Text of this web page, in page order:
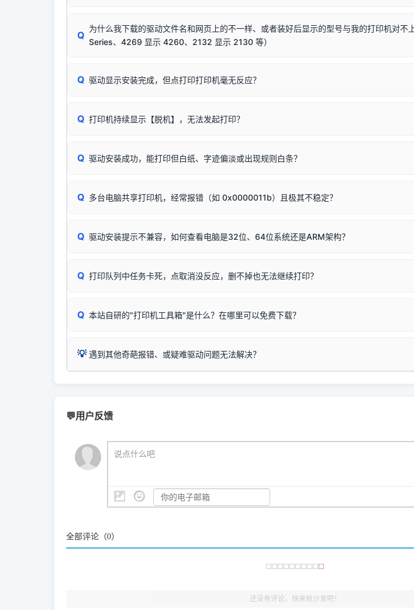
（提醒：此方式仅在安装老款驱动时临时开启，日常正常使用无需长期关闭系统安全校验。）
排除线材松动后，可尝试更换一条USB数据线，或在设备管理器中点击【扫描检测硬件改
将USB数据线两端全部拔下，重新插紧；
台式电脑请务必插在机箱后置USB插口，切勿使用前置插口或外接拓展坞；
尝试更换一条带双磁环屏蔽的优质打印线，劣质或老化的线材是此问题的高发诱因。
Q
为什么我下载的驱动文件名和网页上的不一样、或者装好后显示的型号与我的打印机对不
Series、4269 显示 4260、2132 显示 2130 等）
这是打印机行业普遍采用的**官方命名规则**。因为品牌商在生产时，会将**外观和配置稍
为了提高开发和维护效率，官方只会为该系列发布**一套通用的驱动程序**。命名时，通常
📌 行业常见典型例子（它们共用同一个官方驱动包）：
：HP Smart Tank 511、515、516、518等属于同系列，官方驱动名称通常显示为
：Epson L4266、L4268、L4269等属于同系列，官方驱动名称通常显示为
：Canon G3820、G3821、G3860等属于同系列，官方驱动名称通常显示为
咱几乎每天都在远程帮网友安装各种打印机驱动。本站提供的驱动都是站长在实战中高频使用的，
🎯 检验标准：只要驱动顺利装完，设备管理器内没有黄色感叹号，且打印测试能正常出纸，
结显示名称上的细微差别。
Q 驱动显示安装完成，但点打印打印机毫无反应？
观察打印机指示灯： 🟢 绿灯常亮 通常代表机器处于正常待机状态；
进行简易复印测试（限一体机）：掀开扫描仪盖板，原稿朝下放置在玻璃面板上，按下带
❌ 复印无反应/打印白纸 = 打印机本身存在硬件故障。重装驱动无法解决，建议联系售后或
Q 打印机持续显示【脱机】，无法发起打印？
进入系统打印队列，点击顶部「打印机」菜单，检查并取消勾选「脱机使用打印机」
完整图文修复指导：打印机显示脱机一键修复教程
Q 驱动安装成功，能打印但白纸、字迹偏淡或出现规则白条？
机身自检或复印同样不正常：激光机可能碳粉耗尽、硒鼓寿命终结；喷墨打印机可能墨盒
Q 多台电脑共享打印机，经常报错（如 0x0000011b）且极其不稳定？
✅ 建议首先自查：打印机本身是否支持WiFi/无线或有线网络打印？（此连接模式最稳定
检查操作面板上是否有类似无线/WiFi的图标或按键；
若打印机本身带有网口/WiFi，请直接将其配置为网络打印模式。如果没有，再采用USB局域网
（备选方案）通过"网络打印共享器"硬件可直接将传统USB打印机升级为独立网络打
Q 驱动安装提示不兼容，如何查看电脑是32位、64位系统还是ARM架构？
系统位数与架构类型。
观、快速地查看到当前的操作系统版本以及系统架构。
⚠️ ARM架构笔记本提醒：若您的电脑是搭载骁龙处理器的超薄本、Surface Pro X等
X86/X64 驱动将无法兼容，必须联系官方寻求专门的 ARM 专用驱动。普通电脑用户请忽略
Q 打印队列中任务卡死，点取消没反应，删不掉也无法继续打印？
进入左侧「安装维护」
在系统工具模块下，点击【清空打印任务】按钮，软件将自
Q 本站自研的"打印机工具箱"是什么？在哪里可以免费下载？
一键重启打印服务，清除各种顽固卡死、无法删除的打印队列；
智能扫描并查看打印机当前的真实硬件端口；
💡 遇到其他奇葩报错、或疑难驱动问题无法解决？
💬用户反馈
说点什么吧
全部评论（0）
还没有评论，快来抢沙发吧！